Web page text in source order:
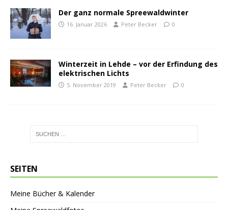
Der ganz normale Spreewaldwinter
16. Januar 2026 Peter Becker 0
Winterzeit in Lehde – vor der Erfindung des
elektrischen Lichts
5. November 2019 Peter Becker 0
SEITEN
Meine Bücher & Kalender